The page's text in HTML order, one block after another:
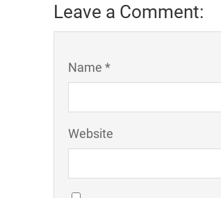
Leave a Comment:
Name *
Website